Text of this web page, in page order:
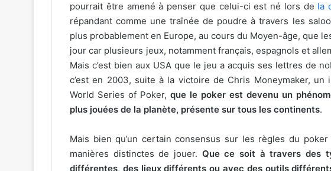
pourrait être amené à penser que celui-ci est né lors de la
répandant comme une traînée de poudre à travers les
plus probablement en Europe, au cours du Moyen-âge, que
jour car plusieurs jeux, notamment français, espagnols et
Mais c’est bien aux USA que le jeu a acquis ses lettres de
c’est en 2003, suite à la victoire de Chris Moneymaker,
World Series of Poker, que le poker est devenu un
plus jouées de la planète, présente sur tous les continents.
Mais bien qu’un certain consensus sur les règles du
manières distinctes de jouer. Que ce soit à travers des
différentes, des lieux différents ou avec des outils